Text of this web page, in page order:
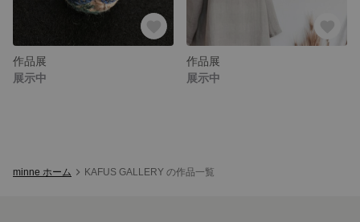
作品展
展示中
作品展
展示中
minne ホーム KAFUS GALLERY の作品一覧